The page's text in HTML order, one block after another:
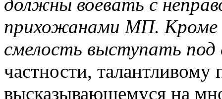
прихожанами МП. Кроме
смелость выступать
частности,
высказывающемуся на